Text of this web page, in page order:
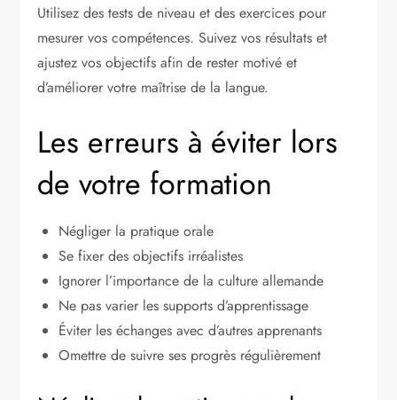
Utilisez des tests de niveau et des exercices pour
mesurer vos compétences. Suivez vos résultats et
ajustez vos objectifs afin de rester motivé et
d’améliorer votre maîtrise de la langue.
Les erreurs à éviter lors
de votre formation
Négliger la pratique orale
Se fixer des objectifs irréalistes
Ignorer l’importance de la culture allemande
Ne pas varier les supports d’apprentissage
Éviter les échanges avec d’autres apprenants
Omettre de suivre ses progrès régulièrement